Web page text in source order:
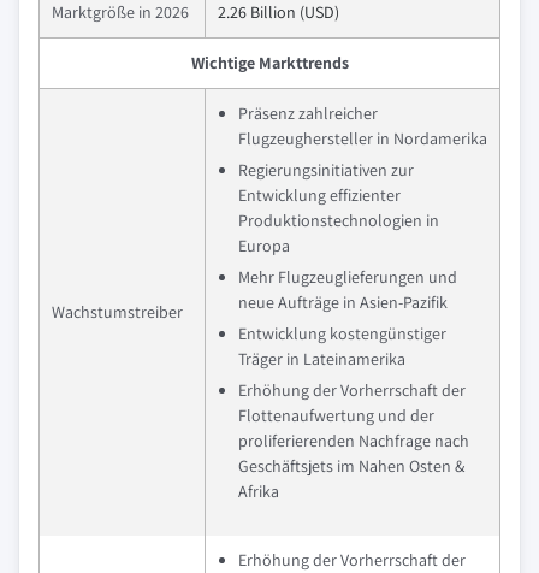
Marktgröße in 2026 2.26 Billion (USD)
Wichtige Markttrends
Wachstumstreiber
Präsenz zahlreicher
Flugzeughersteller in Nordamerika
Regierungsinitiativen zur
Entwicklung effizienter
Produktionstechnologien in
Europa
Mehr Flugzeuglieferungen und
neue Aufträge in Asien-Pazifik
Entwicklung kostengünstiger
Träger in Lateinamerika
Erhöhung der Vorherrschaft der
Flottenaufwertung und der
proliferierenden Nachfrage nach
Geschäftsjets im Nahen Osten &
Afrika
Erhöhung der Vorherrschaft der